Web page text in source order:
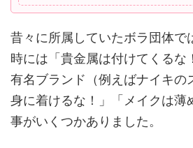
昔々に所属していたボラ団体で
時には「貴金属は付けてくるな
有名ブランド（例えばナイキの
身に着けるな！」「メイクは薄
事がいくつかありました。